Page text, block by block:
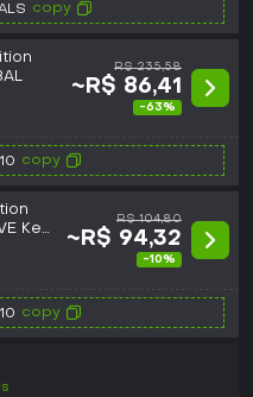
copy
R$ 235,58
~R$ 86,41
-63%
copy
Key
R$ 104,80
~R$ 94,32
-10%
copy